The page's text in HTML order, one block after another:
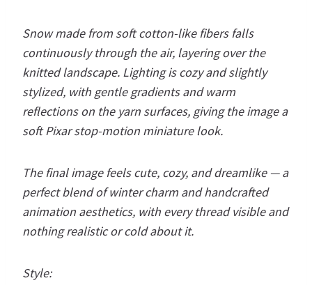
Snow made from soft cotton-like fibers falls
continuously through the air, layering over the
knitted landscape. Lighting is cozy and slightly
stylized, with gentle gradients and warm
reflections on the yarn surfaces, giving the image a
soft Pixar stop-motion miniature look.
The final image feels cute, cozy, and dreamlike — a
perfect blend of winter charm and handcrafted
animation aesthetics, with every thread visible and
nothing realistic or cold about it.
Style: